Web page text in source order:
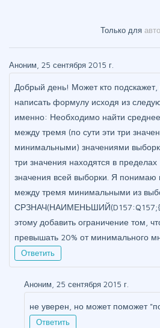
Только для
Аноним, 25 сентября 2015 г.
Добрый день! Может кто
написать формулу исходя из
именно: Необходимо найти
между тремя (по сути эти три
минимальными) значениями
три значения находятся в
значения всей выборки. Я понимаю
между тремя минимальными из
этому добавить ограничение том,
превышать 20% от минимального
Ответить
Аноним, 25 сентября 2015 г.
не уверен, но может поможет
Ответить